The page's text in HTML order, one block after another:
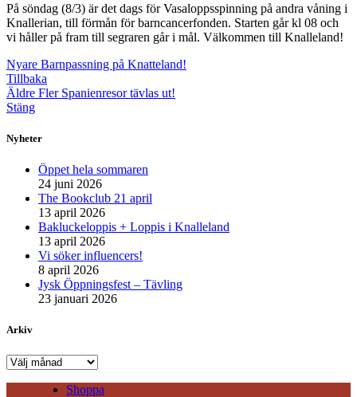
På söndag (8/3) är det dags för Vasaloppsspinning på andra våning i
Knallerian, till förmån för barncancerfonden. Starten går kl 08 och
vi håller på fram till segraren går i mål. Välkommen till Knalleland!
Nyare Barnpassning på Knatteland!
Tillbaka
Äldre Fler Spanienresor tävlas ut!
Stäng
Nyheter
Öppet hela sommaren
24 juni 2026
The Bookclub 21 april
13 april 2026
Bakluckeloppis + Loppis i Knalleland
13 april 2026
Vi söker influencers!
8 april 2026
Jysk Öppningsfest – Tävling
23 januari 2026
Arkiv
Arkiv
Shoppa